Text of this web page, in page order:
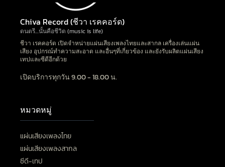
Chiva Record (ชีวา เรคคอร์ด)
ดนตรี…นั้นคือชีวิต (music is life)
ชีวา เรคคอร์ด เปิดจำหน่ายแผ่นเสียงเพลงไทยและสากล เครื่องเล่นแผ่น
เสียง อุปกรณ์ทำความสะอาด และอื่นๆที่เกี่ยวข้อง และยังรับผลิตแผ่นเสียง
เทปและซีดีอีกด้วย
เปิดบริการทุกวัน 9.00 - 18.00 น.
หมวดหมู่
แผ่นเสียงเพลงไทย
แผ่นเสียงเพลงสากล
ซีดี-เทป